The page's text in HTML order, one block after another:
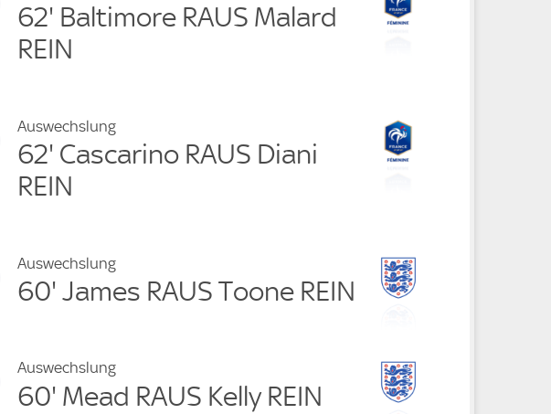
62' Baltimore RAUS Malard
REIN
Auswechslung
62' Cascarino RAUS Diani
REIN
Auswechslung
60' James RAUS Toone REIN
Auswechslung
60' Mead RAUS Kelly REIN